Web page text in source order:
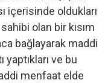
içerisinde oldukları
olan bir kısım
bağlayarak maddi
ve bu
menfaat elde